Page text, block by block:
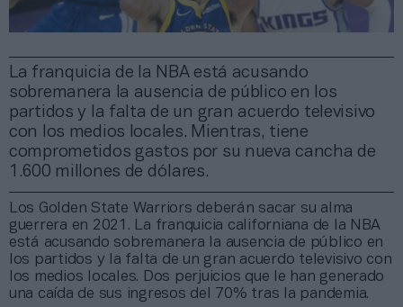
La franquicia de la NBA está acusando
sobremanera la ausencia de público en los
partidos y la falta de un gran acuerdo televisivo
con los medios locales. Mientras, tiene
comprometidos gastos por su nueva cancha de
1.600 millones de dólares.
Los Golden State Warriors deberán sacar su alma
guerrera en 2021. La franquicia californiana de la NBA
está acusando sobremanera la ausencia de público en
los partidos y la falta de un gran acuerdo televisivo con
los medios locales. Dos perjuicios que le han generado
una caída de sus ingresos del 70% tras la pandemia.